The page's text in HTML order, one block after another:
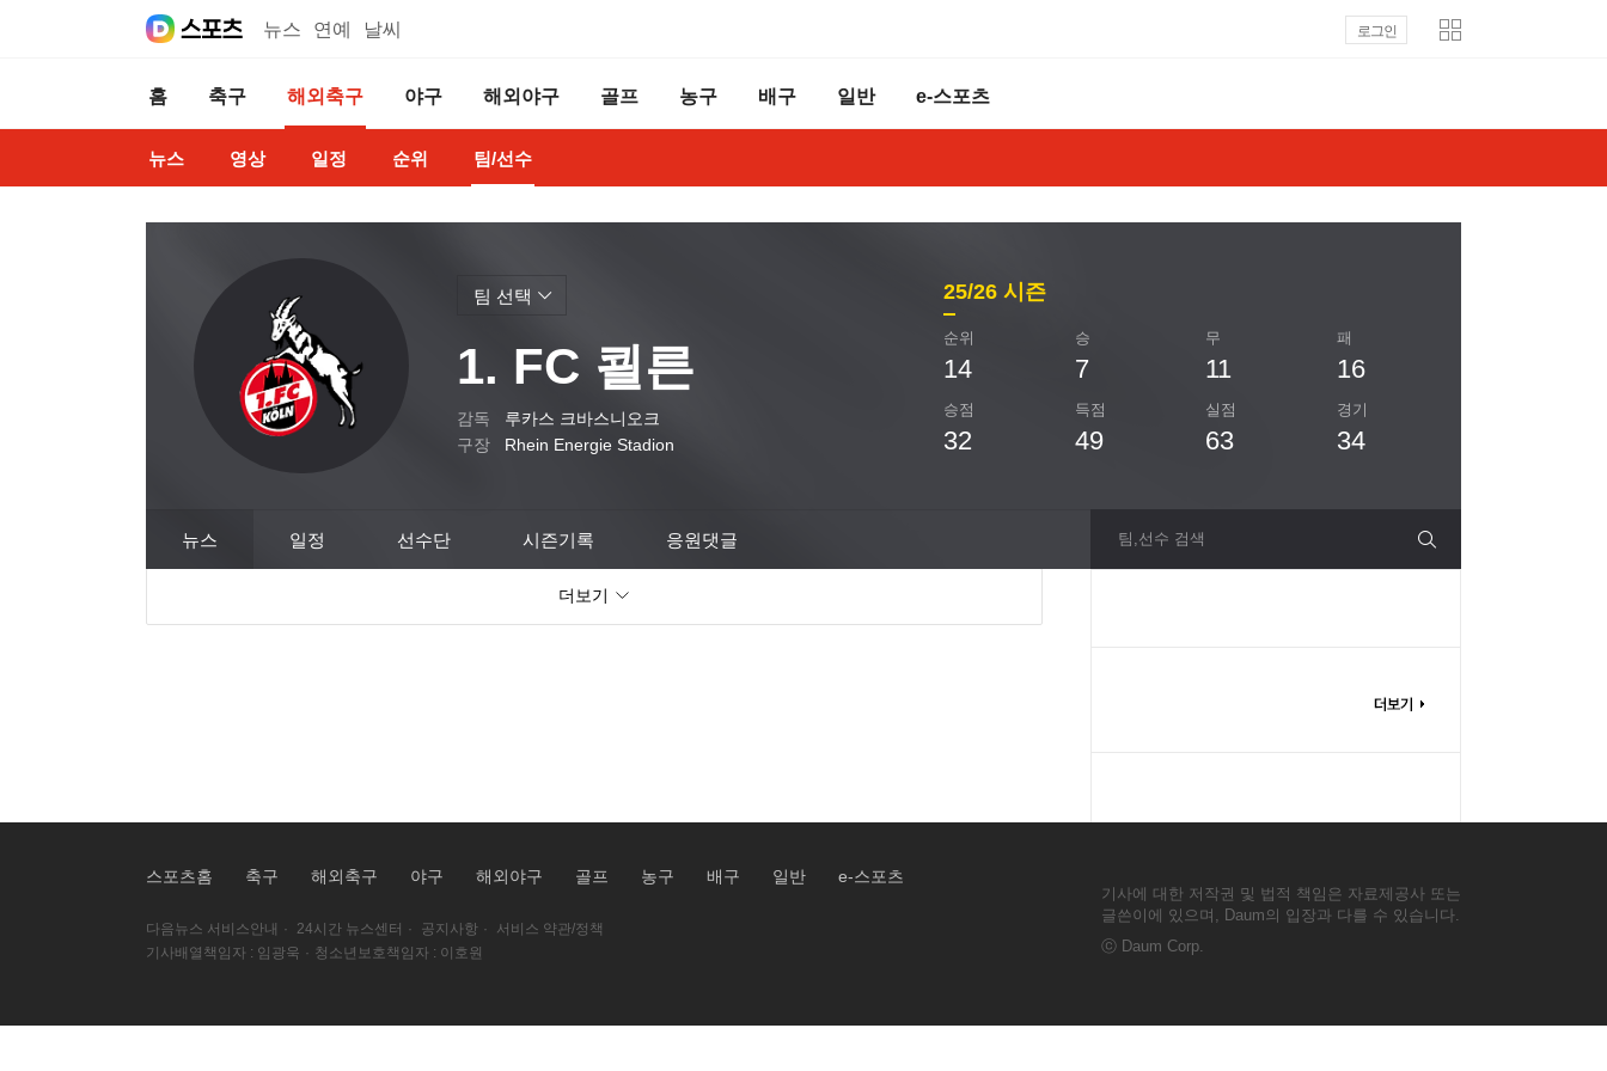
뉴스 연예 날씨 로그인
홈 축구 해외축구 야구 해외야구 골프 농구 배구 일반 e-스포츠
뉴스 영상 일정 순위 팀/선수
1. FC 쾰른
감독
루카스 크바스니오크
구장
Rhein Energie Stadion
25/26 시즌
순위
14
승
7
무
11
패
16
승점
32
득점
49
실점
63
경기
34
팀 선택
팀,선수 검색
뉴스 일정 선수단 시즌기록 응원댓글
더보기
스포츠홈 축구 해외축구 야구 해외야구 골프 농구 배구 일반 e-스포츠
다음뉴스 서비스안내 · 24시간 뉴스센터 · 공지사항 ·
서비스 약관/정책
기사배열책임자 : 임광욱 · 청소년보호책임자 : 이호원
기사에 대한 저작권 및 법적 책임은 자료제공사 또는
글쓴이에 있으며, Daum의 입장과 다를 수 있습니다.
ⓒ Daum Corp.